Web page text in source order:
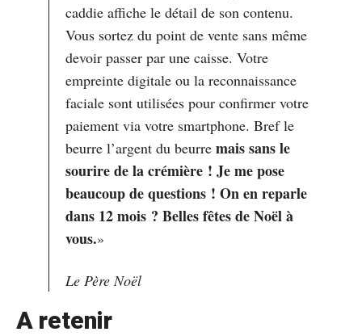
caddie affiche le détail de son contenu.
Vous sortez du point de vente sans même
devoir passer par une caisse. Votre
empreinte digitale ou la reconnaissance
faciale sont utilisées pour confirmer votre
paiement via votre smartphone. Bref le
beurre l’argent du beurre mais sans le
sourire de la crémière ! Je me pose
beaucoup de questions ! On en reparle
dans 12 mois ? Belles fêtes de Noël à
vous.»
Le Père Noël
A retenir